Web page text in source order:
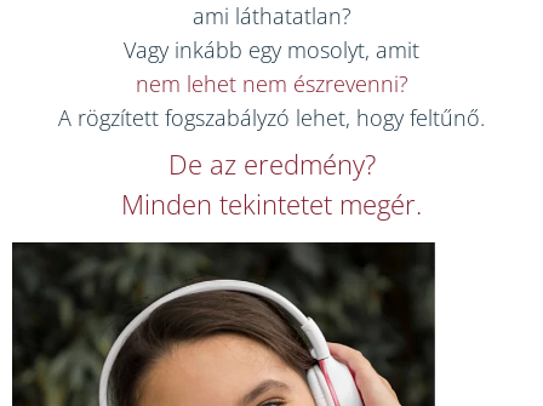
ami láthatatlan?
Vagy inkább egy mosolyt, amit
nem lehet nem észrevenni?
A rögzített fogszabályzó lehet, hogy feltűnő.
De az eredmény?
Minden tekintetet megér.